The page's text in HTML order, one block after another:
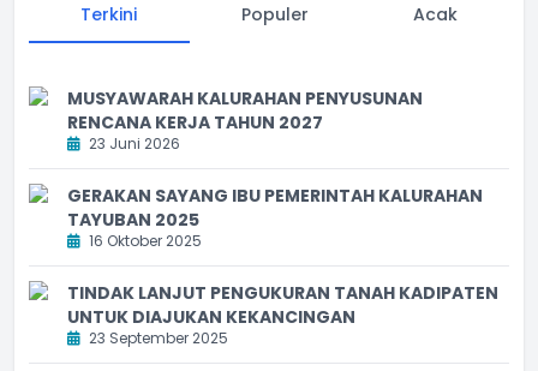
Terkini Populer Acak
MUSYAWARAH KALURAHAN PENYUSUNAN
RENCANA KERJA TAHUN 2027
23 Juni 2026
GERAKAN SAYANG IBU PEMERINTAH KALURAHAN
TAYUBAN 2025
16 Oktober 2025
TINDAK LANJUT PENGUKURAN TANAH KADIPATEN
UNTUK DIAJUKAN KEKANCINGAN
23 September 2025